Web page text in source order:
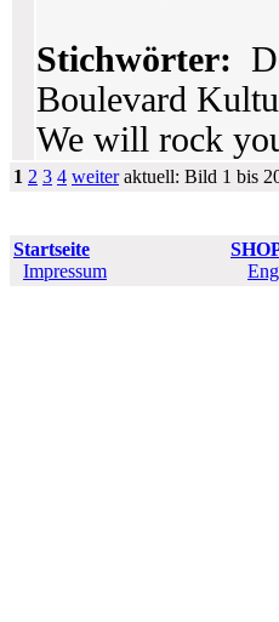
Stichwörter:
Boulevard
We will rock
1 2 3 4 weiteraktuell: Bild 1 bis
Startseite
Impressum